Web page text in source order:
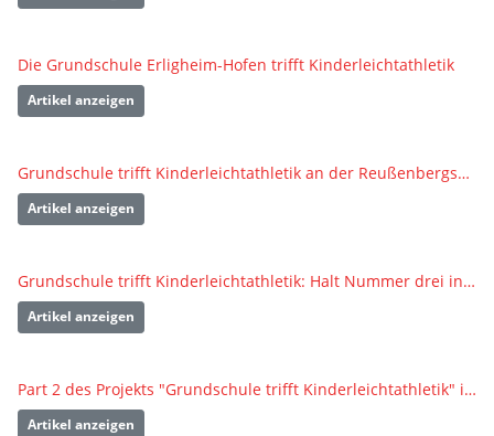
Die Grundschule Erligheim-Hofen trifft Kinderleichtathletik
Artikel anzeigen
Grundschule trifft Kinderleichtathletik an der Reußenbergschule Tiefenbach
Artikel anzeigen
Grundschule trifft Kinderleichtathletik: Halt Nummer drei in Leonberg
Artikel anzeigen
Part 2 des Projekts "Grundschule trifft Kinderleichtathletik" in Ludwigsburg
Artikel anzeigen